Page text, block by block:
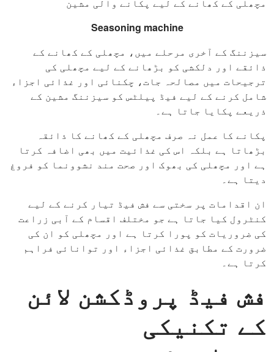
Seasoning machine
سیزننگ کے آخری مرحلے میں، مچھلی کے کھانے کے
ذائقے اور دلکشی کو بڑھانے کے لیے مچھلی کی
ترجیحات میں مصالحہ جات، چکنائی اور غذائی اجزاء
شامل کرنے کے لیے فیڈ پیلٹس کو سیزننگ مشین کے
ذریعے پکایا جاتا ہے۔
پکانے کا عمل نہ صرف مچھلی کے کھانے کا ذائقہ
بڑھاتا ہے بلکہ اس کی غذائیت میں بھی اضافہ کرتا
ہے اور مچھلی کی بھوک اور صحت مند نشوونما کو فروغ
دیتا ہے۔
ان اقدامات پر سختی سے فش فیڈ تیار کرنے کے لیے
کنٹرول کیا جاتا ہے جو مختلف اقسام کے آبی زراعت
کی ضروریات کو پورا کرتا ہے اور مچھلی کو ان کی
ضرورت کے مطابق غذائی اجزاء اور توانائی فراہم
کرتا ہے۔
فش فیڈ پروڈکشن لائن
کے تکنیکی